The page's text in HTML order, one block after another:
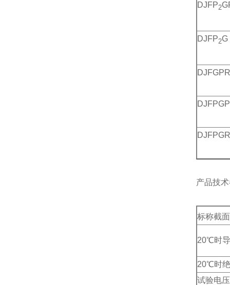
DJFP2
DJFP2G
DJFGPR
DJFPGR
产品技
标称截
20℃时
20℃时
试验电压